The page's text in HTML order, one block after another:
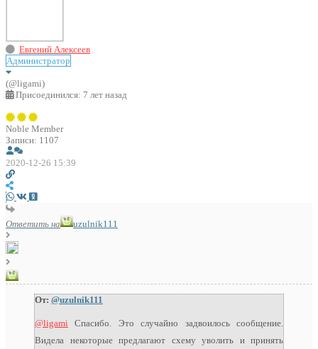
Евгений Алексеев
Администратор
(@ligami)
Присоединился: 7 лет назад
Noble Member
Записи: 1107
2020-12-26 15:39
Ответить на uzulnik111
От: @uzulnik111
@ligami Спасибо. Это случайно задвоилось сообщение.
Видела некоторые предлагают схему уволить и принять